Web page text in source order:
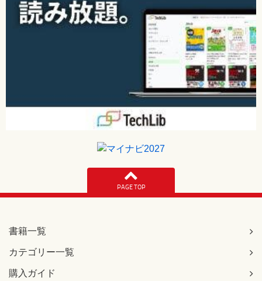
Q150 ハイパーリンク型のフィールドを選択したい
Q151 OLEオブジェクト型のフィールドに画像を保存したい
Q152 添付ファイル型のフィールドにファイルを保存したい
Q153 添付ファイル型のフィールドにフィールド名を表示し
ステップアップ テーブルの使い勝手がよくなる設定の決め手
Q154 横にスクロールすると左にあるフィールドが見えなく
Q155 列の固定を解除したい
Q156 離れた行や列を選択したい
Q157 ［新しいフィールドの追加］列が邪魔
Q160 「鈴木」という名字の会員を検索したい
Q163 データを置換したい
Q164 レコードを並べ替えたい
Q165 氏名が五十音順にならない
Q167 データシートに特定のデータだけを表示したい
PAGE TOP
書籍一覧
カテゴリー一覧
購入ガイド